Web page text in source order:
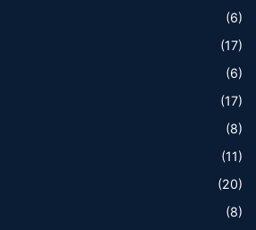
(6)
(17)
(6)
(17)
(8)
(11)
(20)
(8)